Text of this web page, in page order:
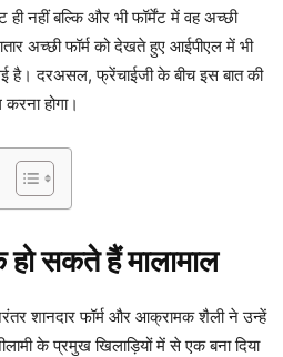
ही नहीं बल्कि और भी फॉर्मेंट में वह अच्छी
अच्छी फॉर्म को देखते हुए आईपीएल में भी
है। दरअसल, फ्रेंचाईजी के बीच इस बात की
होगा।
हो सकते हैं मालामाल
शानदार फॉर्म और आक्रामक शैली ने उन्हें
के प्रमुख खिलाड़ियों में से एक बना दिया